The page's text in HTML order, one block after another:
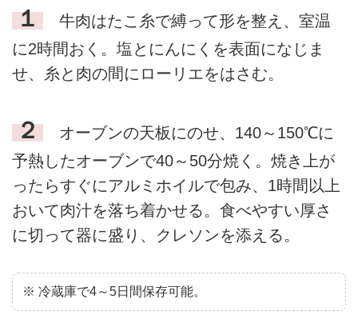
１
牛肉はたこ糸で縛って形を整え、室温
に2時間おく。塩とにんにくを表面になじま
せ、糸と肉の間にローリエをはさむ。
２
オーブンの天板にのせ、140～150℃に
予熱したオーブンで40～50分焼く。焼き上が
ったらすぐにアルミホイルで包み、1時間以上
おいて肉汁を落ち着かせる。食べやすい厚さ
に切って器に盛り、クレソンを添える。
※ 冷蔵庫で4～5日間保存可能。